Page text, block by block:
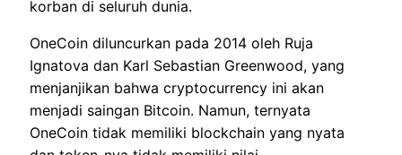
korban di seluruh dunia.
OneCoin diluncurkan pada 2014 oleh Ruja
Ignatova dan Karl Sebastian Greenwood, yang
menjanjikan bahwa cryptocurrency ini akan
menjadi saingan Bitcoin. Namun, ternyata
OneCoin tidak memiliki blockchain yang nyata